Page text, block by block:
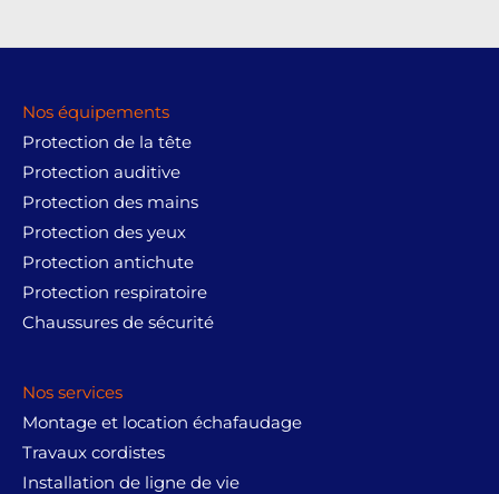
Nos équipements
Protection de la tête
Protection auditive
Protection des mains
Protection des yeux
Protection antichute
Protection respiratoire
Chaussures de sécurité
Nos services
Montage et location échafaudage
Travaux cordistes
Installation de ligne de vie